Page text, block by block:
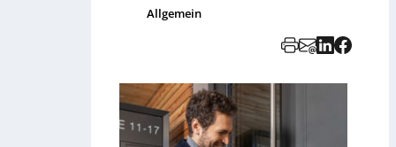
Allgemein